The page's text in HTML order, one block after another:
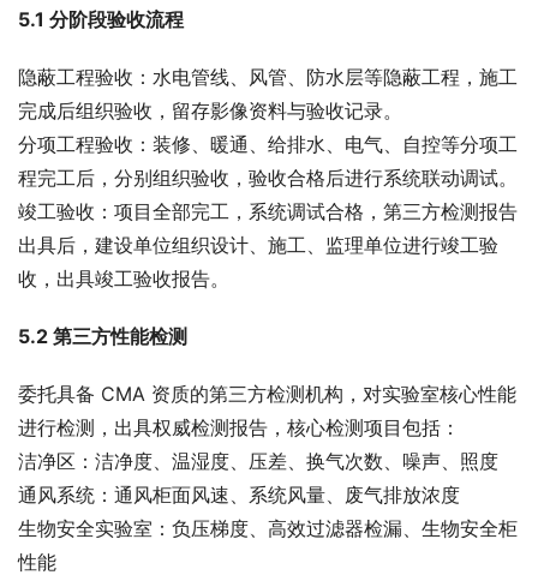
5.1 分阶段验收流程
隐蔽工程验收：水电管线、风管、防水层等隐蔽工程，施工
完成后组织验收，留存影像资料与验收记录。
分项工程验收：装修、暖通、给排水、电气、自控等分项工
程完工后，分别组织验收，验收合格后进行系统联动调试。
竣工验收：项目全部完工，系统调试合格，第三方检测报告
出具后，建设单位组织设计、施工、监理单位进行竣工验
收，出具竣工验收报告。
5.2 第三方性能检测
委托具备 CMA 资质的第三方检测机构，对实验室核心性能
进行检测，出具权威检测报告，核心检测项目包括：
洁净区：洁净度、温湿度、压差、换气次数、噪声、照度
通风系统：通风柜面风速、系统风量、废气排放浓度
生物安全实验室：负压梯度、高效过滤器检漏、生物安全柜
性能